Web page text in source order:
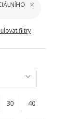
filtry
30 40